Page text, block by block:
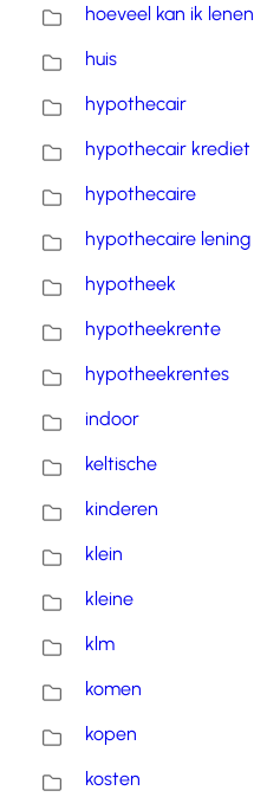
hoeveel kan ik lenen
huis
hypothecair
hypothecair krediet
hypothecaire
hypothecaire lening
hypotheek
hypotheekrente
hypotheekrentes
indoor
keltische
kinderen
klein
kleine
klm
komen
kopen
kosten